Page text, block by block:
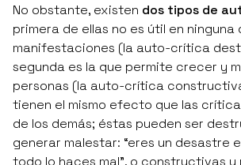
No obstante, existen dos tipos de
primera de ellas no es útil en ninguna
manifestaciones (la auto-crítica
segunda es la que permite crecer y
personas (la auto-crítica
tienen el mismo efecto que las
de los demás; éstas pueden ser
generar malestar: “eres un desastre
todo lo haces mal”, o constructivas y